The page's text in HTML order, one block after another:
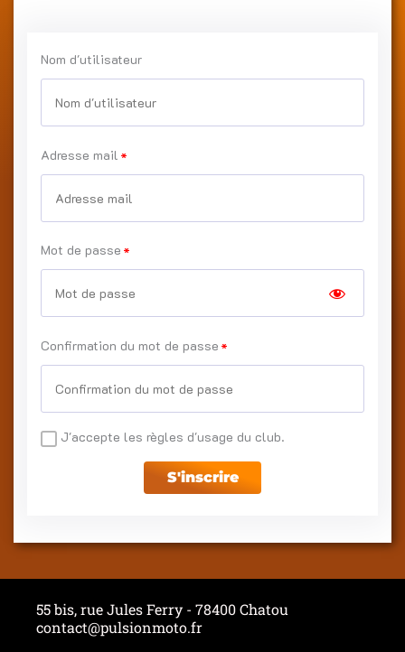
Nom d'utilisateur
Adresse mail
Mot de passe
Confirmation du mot de passe
J'accepte les règles d'usage du club.
S'inscrire
55 bis, rue Jules Ferry - 78400 Chatou
contact@pulsionmoto.fr